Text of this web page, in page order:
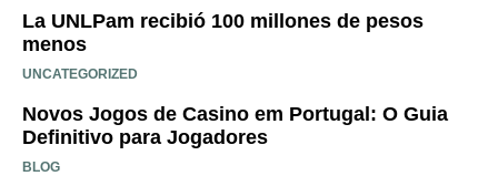
La UNLPam recibió 100 millones de pesos
menos
UNCATEGORIZED
Novos Jogos de Casino em Portugal: O Guia
Definitivo para Jogadores
BLOG